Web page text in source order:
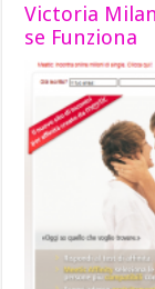
Victoria
se Funziona